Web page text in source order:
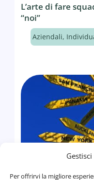
Per offrirvi la migliore
L’arte di fare
“noi”
Aziendali,